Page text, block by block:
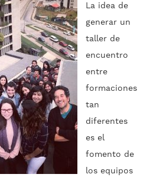
La idea de
generar un
taller de
encuentro
entre
formaciones
tan
diferentes
es el
fomento de
los equipos